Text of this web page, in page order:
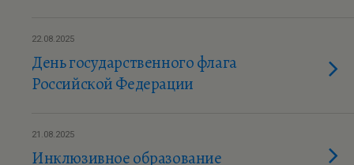
22.08.2025
День государственного флага
Российской Федерации
21.08.2025
Инклюзивное образование